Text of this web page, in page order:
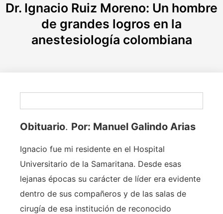
Dr. Ignacio Ruiz Moreno: Un hombre
de grandes logros en la
anestesiología colombiana
Obituario. Por: Manuel Galindo Arias
Ignacio fue mi residente en el Hospital
Universitario de la Samaritana. Desde esas
lejanas épocas su carácter de líder era evidente
dentro de sus compañeros y de las salas de
cirugía de esa institución de reconocido